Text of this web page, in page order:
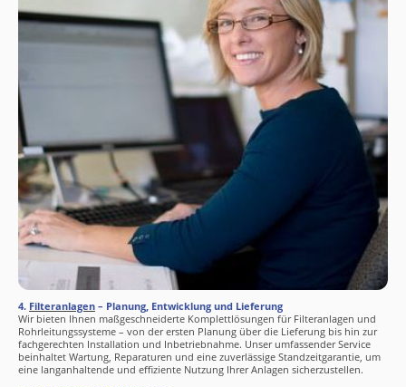
4. Filteranlagen – Planung, Entwicklung und Lieferung
Wir bieten Ihnen maßgeschneiderte Komplettlösungen für Filteranlagen und
Rohrleitungssysteme – von der ersten Planung über die Lieferung bis hin zur
fachgerechten Installation und Inbetriebnahme. Unser umfassender Service
beinhaltet Wartung, Reparaturen und eine zuverlässige Standzeitgarantie, um
eine langanhaltende und effiziente Nutzung Ihrer Anlagen sicherzustellen.